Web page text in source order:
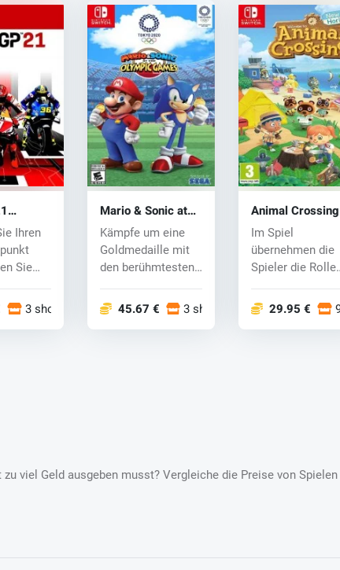
Ihren
Sie
3 shops
Mario & Sonic at
the Olympic
Games Tokyo
2020 (Swith) key
Kämpfe um eine
Goldmedaille mit
den berühmtesten
Spiele...
45.67 € 3 shops
Animal Crossing
New Horizons
(Switch) key
Im Spiel
übernehmen die
Spieler die Rolle
Charakters, der...
29.95 €
viel Geld ausgeben musst? Vergleiche die Preise von